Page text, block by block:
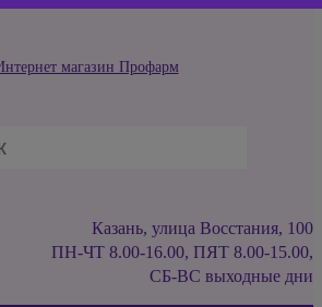
Казань, улица Восстания, 100
ПН-ЧТ 8.00-16.00, ПЯТ 8.00-15.00,
СБ-ВС выходные дни